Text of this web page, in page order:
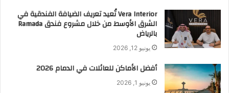
Vera Interior تُعيد تعريف الضيافة الفندقية في
الشرق الأوسط من خلال مشروع فندق Ramada
بالرياض
يونيو 12, 2026
أفضل الأماكن للعائلات في الدمام 2026
يونيو 1, 2026